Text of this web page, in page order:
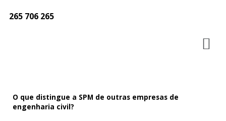
265 706 265
O que distingue a SPM de outras empresas de
engenharia civil?